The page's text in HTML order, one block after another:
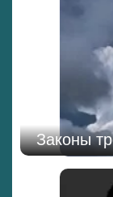
Законы